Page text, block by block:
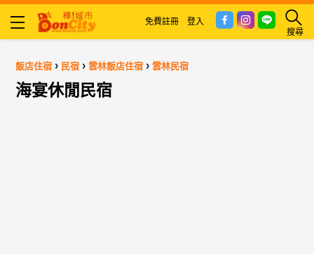
搜尋
免費註冊 登入
飯店住宿 › 民宿 ›雲林飯店住宿 ›雲林民宿
海宴休閒民宿